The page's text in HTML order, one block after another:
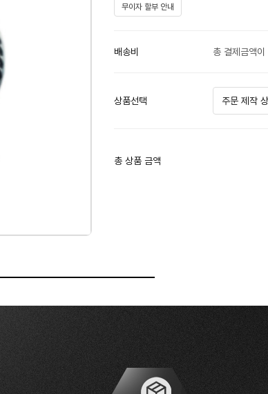
무이자 할부 안내
배송비 총 결제금액
상품선택
총 상품 금액